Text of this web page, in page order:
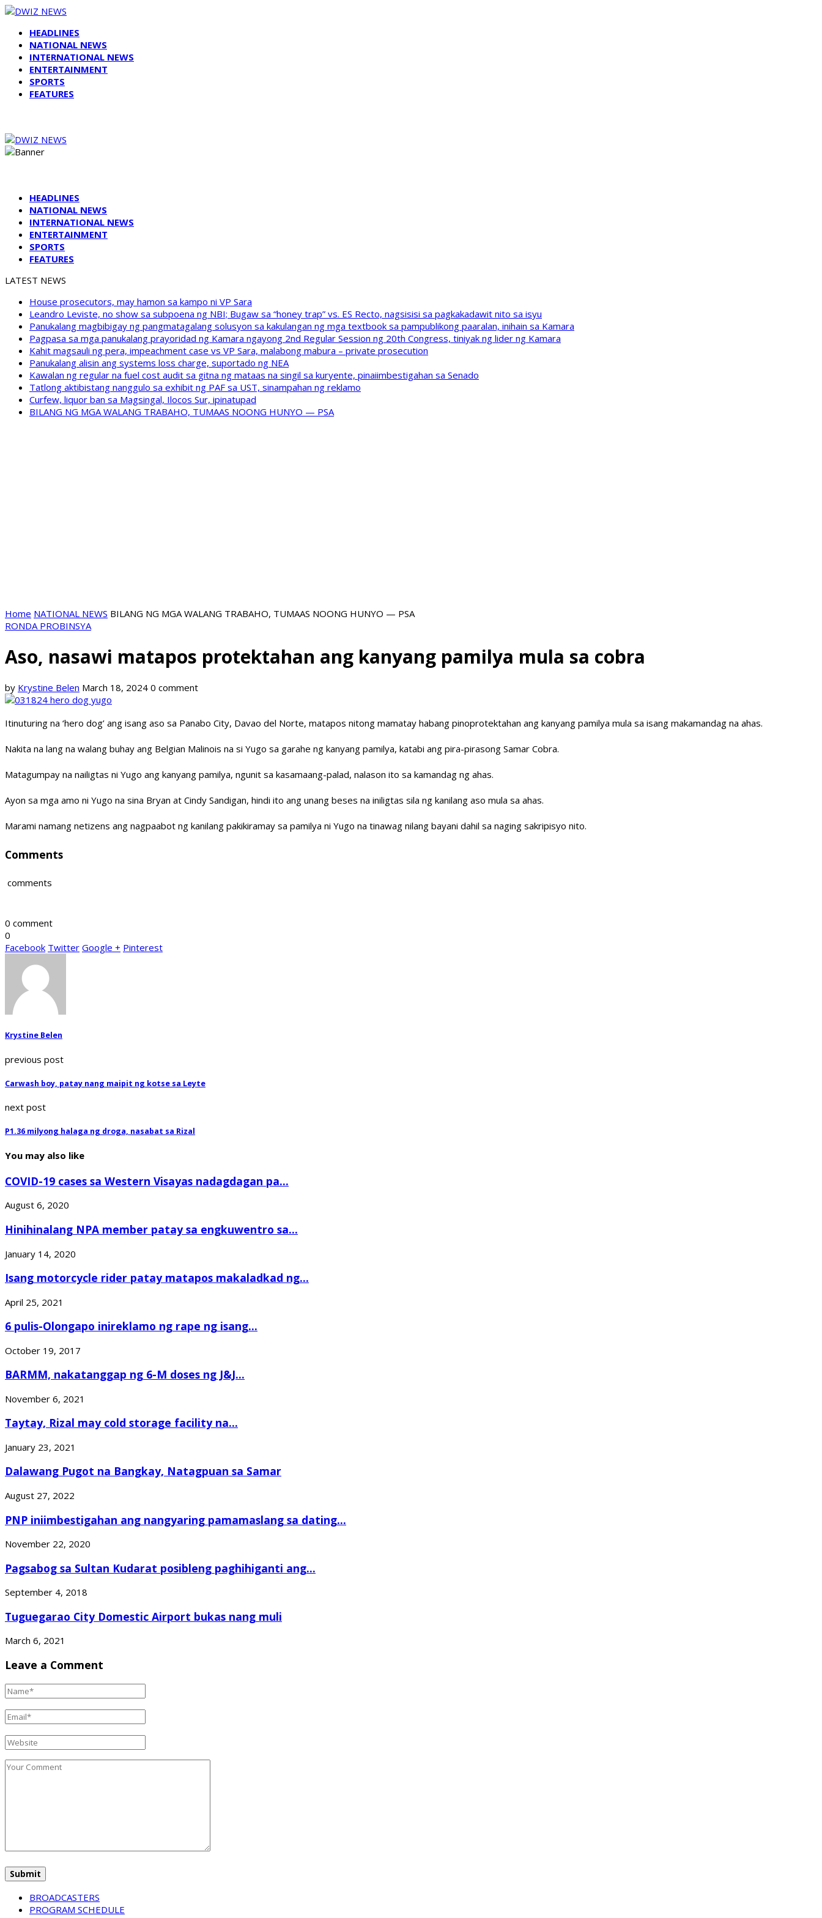
HEADLINES
NATIONAL NEWS
INTERNATIONAL NEWS
ENTERTAINMENT
SPORTS
FEATURES
HEADLINES
NATIONAL NEWS
INTERNATIONAL NEWS
ENTERTAINMENT
SPORTS
FEATURES
LATEST NEWS
House prosecutors, may hamon sa kampo ni VP Sara
Leandro Leviste, no show sa subpoena ng NBI; Bugaw sa “honey trap” vs. ES Recto, nagsisisi sa pagkakadawit nito sa isyu
Panukalang magbibigay ng pangmatagalang solusyon sa kakulangan ng mga textbook sa pampublikong paaralan, inihain sa Kamara
Pagpasa sa mga panukalang prayoridad ng Kamara ngayong 2nd Regular Session ng 20th Congress, tiniyak ng lider ng Kamara
Kahit magsauli ng pera, impeachment case vs VP Sara, malabong mabura – private prosecution
Panukalang alisin ang systems loss charge, suportado ng NEA
Kawalan ng regular na fuel cost audit sa gitna ng mataas na singil sa kuryente, pinaiimbestigahan sa Senado
Tatlong aktibistang nanggulo sa exhibit ng PAF sa UST, sinampahan ng reklamo
Curfew, liquor ban sa Magsingal, Ilocos Sur, ipinatupad
BILANG NG MGA WALANG TRABAHO, TUMAAS NOONG HUNYO — PSA
Home NATIONAL NEWS BILANG NG MGA WALANG TRABAHO, TUMAAS NOONG HUNYO — PSA
RONDA PROBINSYA
Aso, nasawi matapos protektahan ang kanyang pamilya mula sa cobra
by Krystine Belen March 18, 2024 0 comment
Itinuturing na ‘hero dog’ ang isang aso sa Panabo City, Davao del Norte, matapos nitong mamatay habang pinoprotektahan ang kanyang pamilya mula sa isang makamandag na ahas.
Nakita na lang na walang buhay ang Belgian Malinois na si Yugo sa garahe ng kanyang pamilya, katabi ang pira-pirasong Samar Cobra.
Matagumpay na nailigtas ni Yugo ang kanyang pamilya, ngunit sa kasamaang-palad, nalason ito sa kamandag ng ahas.
Ayon sa mga amo ni Yugo na sina Bryan at Cindy Sandigan, hindi ito ang unang beses na iniligtas sila ng kanilang aso mula sa ahas.
Marami namang netizens ang nagpaabot ng kanilang pakikiramay sa pamilya ni Yugo na tinawag nilang bayani dahil sa naging sakripisyo nito.
Comments
comments
0 comment
0
Facebook Twitter Google + Pinterest
Krystine Belen
previous post
Carwash boy, patay nang maipit ng kotse sa Leyte
next post
P1.36 milyong halaga ng droga, nasabat sa Rizal
You may also like
COVID-19 cases sa Western Visayas nadagdagan pa...
August 6, 2020
Hinihinalang NPA member patay sa engkuwentro sa...
January 14, 2020
Isang motorcycle rider patay matapos makaladkad ng...
April 25, 2021
6 pulis-Olongapo inireklamo ng rape ng isang...
October 19, 2017
BARMM, nakatanggap ng 6-M doses ng J&J...
November 6, 2021
Taytay, Rizal may cold storage facility na...
January 23, 2021
Dalawang Pugot na Bangkay, Natagpuan sa Samar
August 27, 2022
PNP iniimbestigahan ang nangyaring pamamaslang sa dating...
November 22, 2020
Pagsabog sa Sultan Kudarat posibleng paghihiganti ang...
September 4, 2018
Tuguegarao City Domestic Airport bukas nang muli
March 6, 2021
Leave a Comment
BROADCASTERS
PROGRAM SCHEDULE